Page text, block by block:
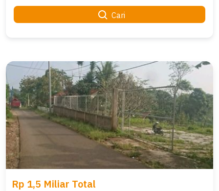
Cari
Rp 1,5 Miliar Total